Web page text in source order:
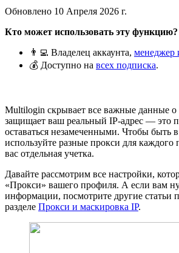
Обновлено 10 Апреля 2026 г.
Кто может использовать эту функцию?
👨‍💻 Владелец аккаунта, менеджер
💰 Доступно на всех подписка.
Multilogin скрывает все важные данные о
защищает ваш реальный IP-адрес — это
оставаться незамеченными. Чтобы быть в
используйте разные прокси для каждого
вас отдельная учетка.
Давайте рассмотрим все настройки,
«Прокси» вашего профиля. А если вам
информации, посмотрите другие статьи
разделе Прокси и маскировка IP.